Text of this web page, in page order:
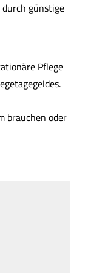
durch günstige
Pflege
brauchen oder